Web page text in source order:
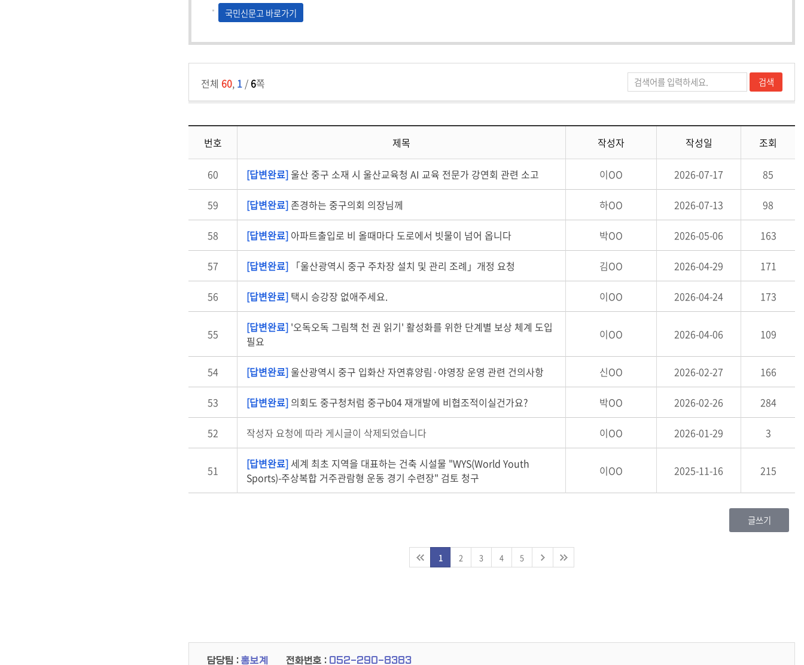
국민신문고 바로가기
전체 60, 1 / 6쪽
번호 제목 작성자 작성일 조회
60 [답변완료]울산 중구 소재 시 울산교육청 AI 교육 전문가 강연회 관련 소고 이OO 2026-07-17 85
59 [답변완료] 존경하는 중구의회 의장님께 하OO 2026-07-13 98
58 [답변완료] 아파트출입로 비 올때마다 도로에서 빗물이 넘어 옵니다 박OO 2026-05-06 163
57 [답변완료] 「울산광역시 중구 주차장 설치 및 관리 조례」개정 요청 김OO 2026-04-29 171
56 [답변완료] 택시 승강장 없애주세요. 이OO 2026-04-24 173
55 [답변완료] '오독오독 그림책 천 권 읽기' 활성화를 위한 단계별 보상 체계 도입
필요
이OO 2026-04-06 109
54 [답변완료]울산광역시 중구 입화산 자연휴양림·야영장 운영 관련 건의사항 신OO 2026-02-27 166
53 [답변완료] 의회도 중구청처럼 중구b04 재개발에 비협조적이실건가요? 박OO 2026-02-26 284
52 작성자 요청에 따라 게시글이 삭제되었습니다 이OO 2026-01-29 3
51 [답변완료] 세계 최초 지역을 대표하는 건축 시설물 "WYS(World Youth
Sports)-주상복합 거주관람형 운동 경기 수련장" 검토 청구
이OO 2025-11-16 215
글쓰기
1 2 3 4 5
담당팀 : 홍보계 전화번호 : 052-290-8383